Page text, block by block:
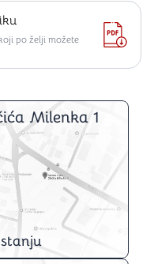
po želji možete
Milenka 1